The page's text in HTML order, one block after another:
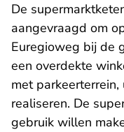
De
aangevraagd om
Euregioweg bij de
een overdekte
met
realiseren. De
gebruik willen